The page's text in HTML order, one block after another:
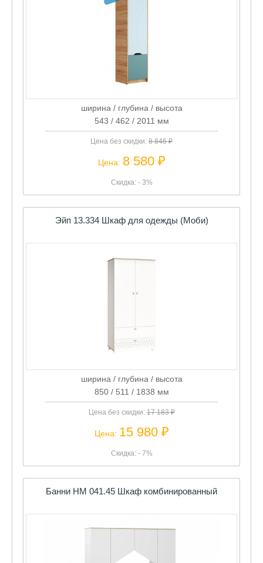
ширина / глубина / высота
543 / 462 / 2011 мм
Цена без скидки: 8 846 ₽
Цена: 8 580 ₽
Скидка: - 3%
Эйп 13.334 Шкаф для одежды (Моби)
ширина / глубина / высота
850 / 511 / 1838 мм
Цена без скидки:17 183 ₽
Цена: 15 980 ₽
Скидка: - 7%
Банни НМ 041.45 Шкаф комбинированный